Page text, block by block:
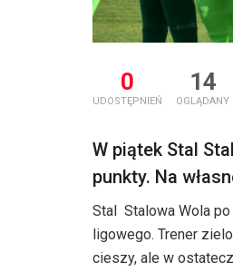
0
UDOSTĘPNIEŃ
14
OGLĄDANY
W piątek Stal
punkty. Na
Stal Stalowa Wola
ligowego. Trener
cieszy, ale w